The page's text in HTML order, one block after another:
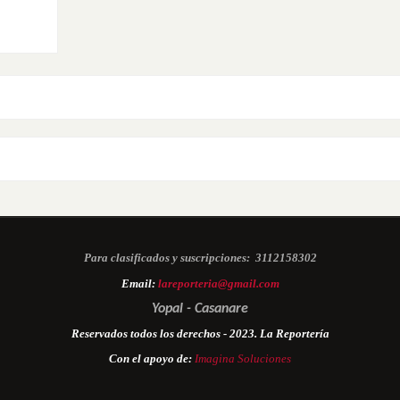
Para clasificados y suscripciones: 3112158302
Email: lareporteria@gmail.com
Yopal - Casanare
Reservados todos los derechos - 2023. La Reportería
Con el apoyo de: Imagina Soluciones